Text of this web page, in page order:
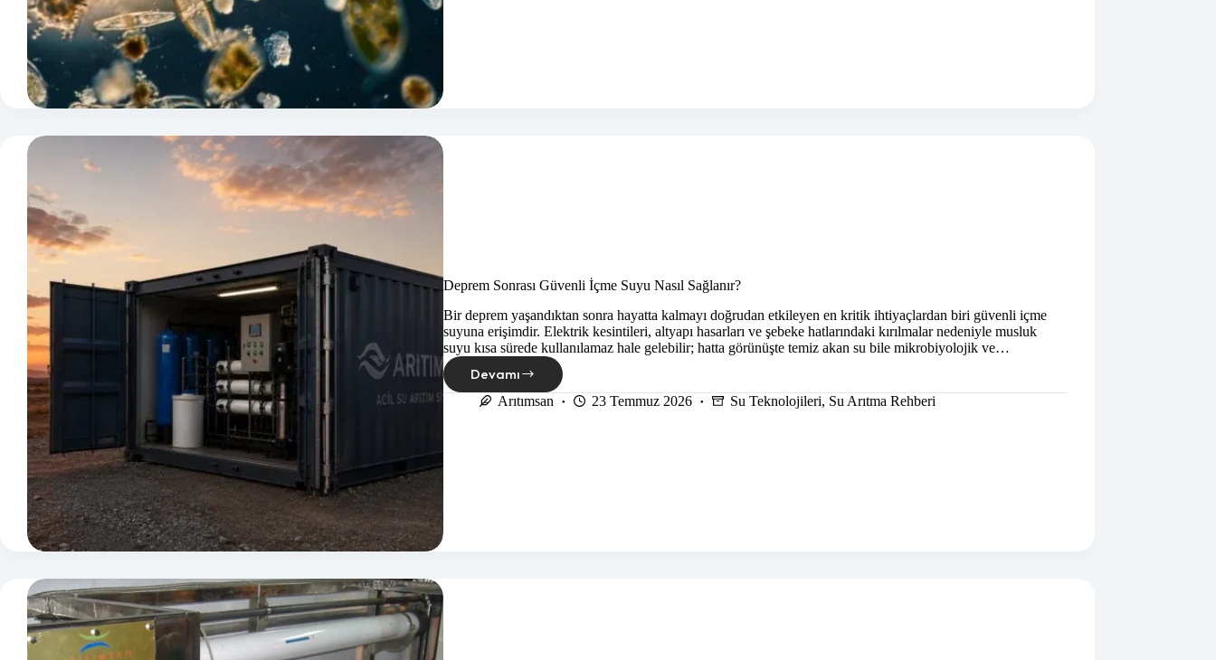
Deprem Sonrası Güvenli İçme Suyu Nasıl Sağlanır?
Bir deprem yaşandıktan sonra hayatta kalmayı doğrudan etkileyen en kritik ihtiyaçlardan biri güvenli içme
suyuna erişimdir. Elektrik kesintileri, altyapı hasarları ve şebeke hatlarındaki kırılmalar nedeniyle musluk
suyu kısa sürede kullanılamaz hale gelebilir; hatta görünüşte temiz akan su bile mikrobiyolojik ve…
DevamıDeprem
Sonrası
Arıtımsan 23 Temmuz 2026 Su Teknolojileri, Su Arıtma Rehberi